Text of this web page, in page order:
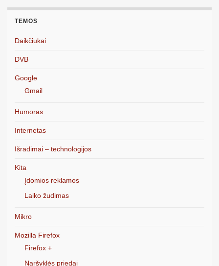
TEMOS
Daikčiukai
DVB
Google
Gmail
Humoras
Internetas
Išradimai – technologijos
Kita
Įdomios reklamos
Laiko žudimas
Mikro
Mozilla Firefox
Firefox +
Naršyklės priedai